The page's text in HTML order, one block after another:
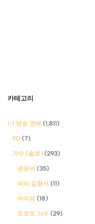
카테고리
1-1 방송 연예 (1,811)
PD (7)
가수 (솔로) (293)
권은비 (35)
비비 김형서 (11)
아이유 (18)
트로트 가수 (29)